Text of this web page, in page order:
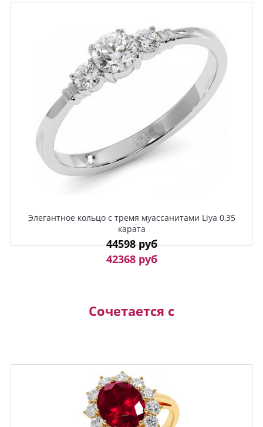
Элегантное кольцо с тремя муассанитами Liya 0,35
карата
44598 руб
42368 руб
Сочетается с